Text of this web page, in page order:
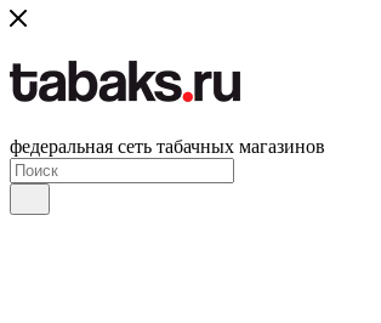
федеральная сеть табачных магазинов